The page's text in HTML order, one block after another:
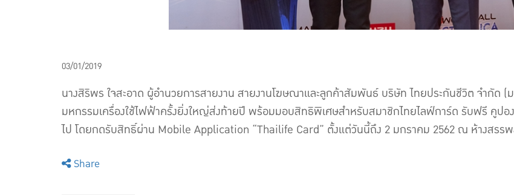
03/01/2019
นางสิริพร ใจสะอาด ผู้อำนวยการสายงาน สายงานโฆษณาและลูกค้าสัมพันธ์ บริษัท ไทยประกันชีวิต จำกัด (
มหกรรมเครื่องใช้ไฟฟ้าครั้งยิ่งใหญ่ส่งท้ายปี พร้อมมอบสิทธิพิเศษสำหรับสมาชิกไทยไลฟ์การ์ด รับฟรี คูป
ไป โดยกดรับสิทธิ์ผ่าน Mobile Application “Thailife Card” ตั้งแต่วันนี้ถึง 2 มกราคม 2562 ณ ห้างสรรพ
Share